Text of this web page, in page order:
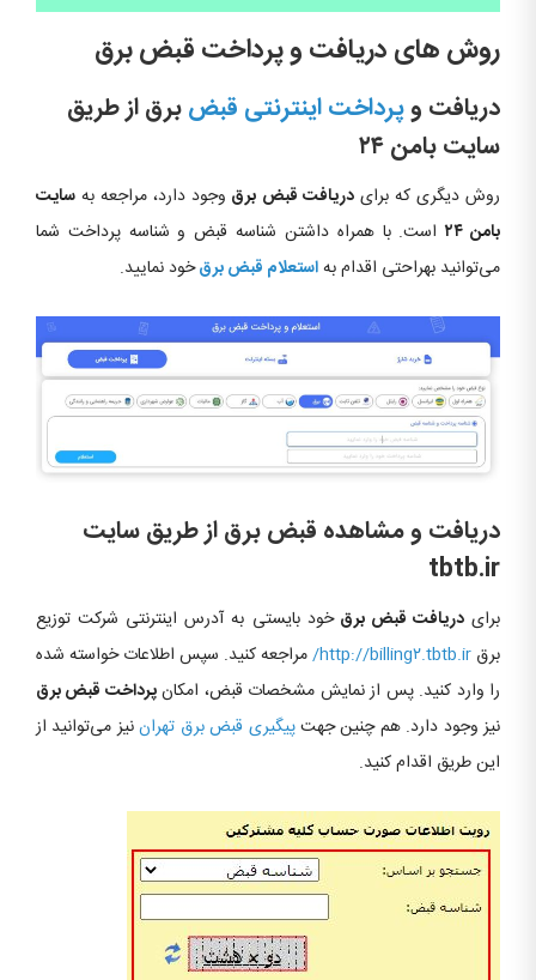
روش های دریافت و پرداخت قبض برق
دریافت وپرداخت اینترنتی قبضبرق از طریق
سایت بامن ۲۴
روش دیگری که برایدریافت قبض برق وجود دارد، مراجعه به سایت
بامن ۲۴
است. با همراه داشتن شناسه قبض و شناسه پرداخت شما
می‌توانید بهراحتی اقدام بهاستعلام قبض برقخود نمایید.
دریافت و مشاهده قبض برق از طریق سایت
tbtb.ir
برایدریافت قبض برقخود بایستی به آدرس اینترنتی شرکت توزیع
برق http://billing۲.tbtb.ir/ مراجعه کنید. سپس اطلاعات خواسته شده
را وارد کنید. پس از نمایش مشخصات قبض، امکانپرداخت قبض برق
نیز وجود دارد. هم چنین جهتپیگیری قبض برق تهراننیز می‌توانید از
این طریق اقدام کنید.